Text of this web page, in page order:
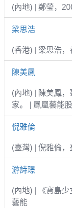
(內地) | 鄭瑩，
梁思浩
(香港) | 梁思浩
陳美鳳
(內地) | 陳美鳳
家。 | 鳳凰藝能
倪雅倫
(臺灣) | 倪雅倫
游詩璟
(內地) | 《寶島
藝能